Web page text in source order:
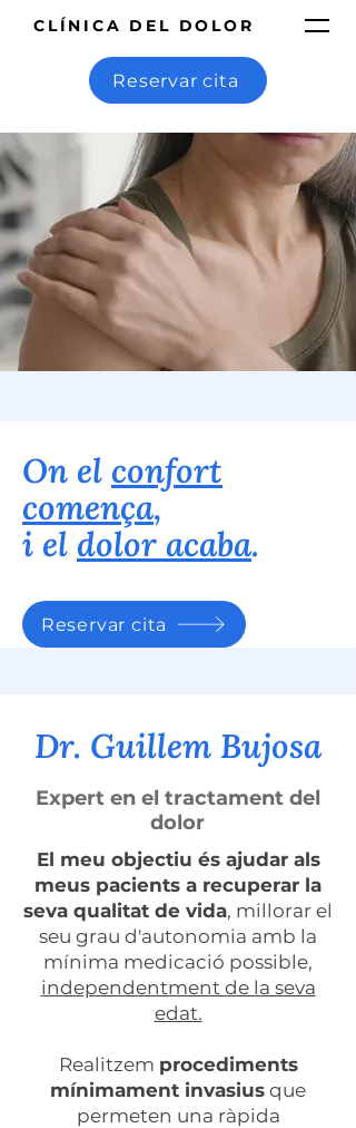
CLÍNICA DEL DOLOR
Reservar cita
On el confort
comença,
i el dolor acaba.
Reservar cita
Dr. Guillem Bujosa
Expert en el tractament del
dolor
El meu objectiu és ajudar als
meus pacients a recuperar la
seva qualitat de vida, millorar el
seu grau d'autonomia amb la
mínima medicació possible,
independentment de la seva
edat.
Realitzem procediments
mínimament invasius que
permeten una ràpida